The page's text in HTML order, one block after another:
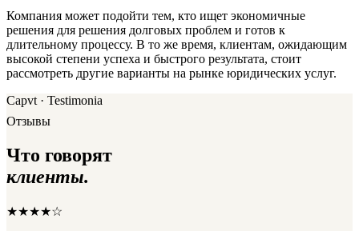
Компания может подойти тем, кто ищет экономичные
решения для решения долговых проблем и готов к
длительному процессу. В то же время, клиентам, ожидающим
высокой степени успеха и быстрого результата, стоит
рассмотреть другие варианты на рынке юридических услуг.
Capvt · Testimonia
Отзывы
Что говорят
клиенты.
★★★★☆